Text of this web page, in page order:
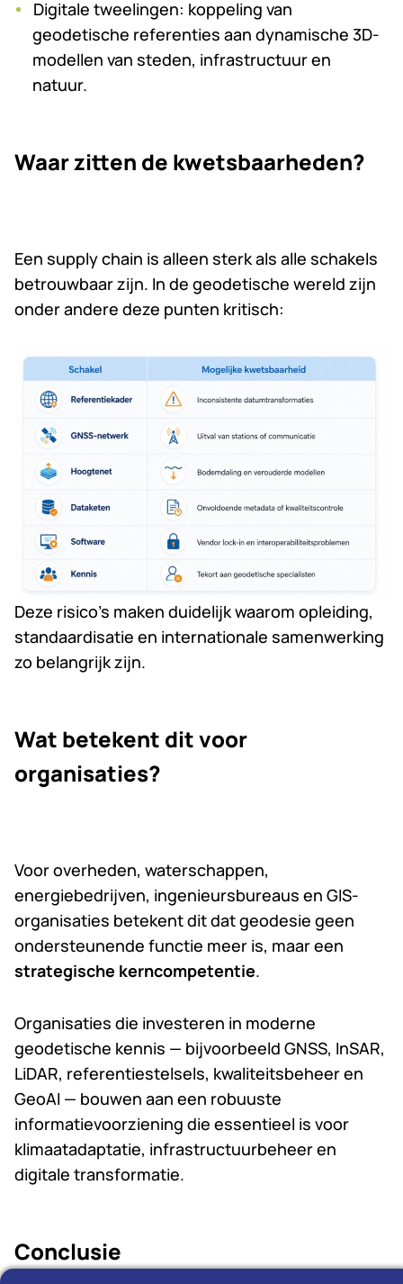
Digitale tweelingen: koppeling van
geodetische referenties aan dynamische 3D-
modellen van steden, infrastructuur en
natuur.
Waar zitten de kwetsbaarheden?
Een supply chain is alleen sterk als alle schakels
betrouwbaar zijn. In de geodetische wereld zijn
onder andere deze punten kritisch:
Deze risico’s maken duidelijk waarom opleiding,
standaardisatie en internationale samenwerking
zo belangrijk zijn.
Wat betekent dit voor
organisaties?
Voor overheden, waterschappen,
energiebedrijven, ingenieursbureaus en GIS-
organisaties betekent dit dat geodesie geen
ondersteunende functie meer is, maar een
strategische kerncompetentie.
Organisaties die investeren in moderne
geodetische kennis — bijvoorbeeld GNSS, InSAR,
LiDAR, referentiestelsels, kwaliteitsbeheer en
GeoAI — bouwen aan een robuuste
informatievoorziening die essentieel is voor
klimaatadaptatie, infrastructuurbeheer en
digitale transformatie.
Conclusie